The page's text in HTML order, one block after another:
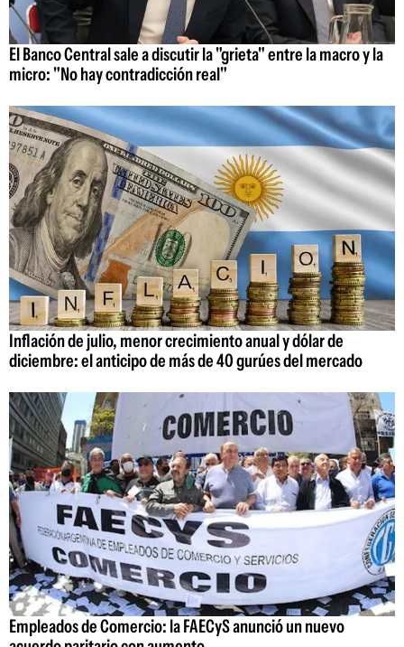
El Banco Central sale a discutir la "grieta" entre la macro y la
micro: "No hay contradicción real"
Inflación de julio, menor crecimiento anual y dólar de
diciembre: el anticipo de más de 40 gurúes del mercado
Empleados de Comercio: la FAECyS anunció un nuevo